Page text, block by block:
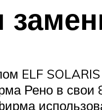
ELF
Рено в свои